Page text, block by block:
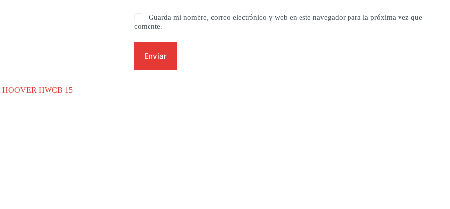
Guarda mi nombre, correo electrónico y web en este navegador para la próxima vez que
comente.
Enviar